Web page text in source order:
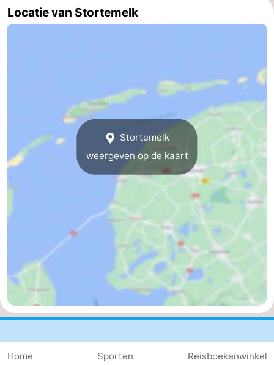
Nieuws
Leeuwarden
Waddeneilanden
-
Schiermonnikoog
-
Terschelling
Contact
Locatie van Stortemelk
Stortemelk
weergeven op de kaart
Home
Sporten
Reisboekenwinkel